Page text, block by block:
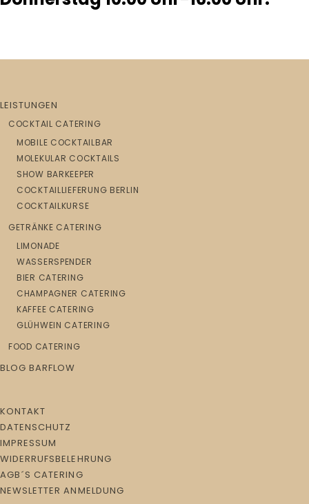
LEISTUNGEN
COCKTAIL CATERING
MOBILE COCKTAILBAR
MOLEKULAR COCKTAILS
SHOW BARKEEPER
COCKTAILLIEFERUNG BERLIN
COCKTAILKURSE
GETRÄNKE CATERING
LIMONADE
WASSERSPENDER
BIER CATERING
CHAMPAGNER CATERING
KAFFEE CATERING
GLÜHWEIN CATERING
FOOD CATERING
BLOG BARFLOW
KONTAKT
DATENSCHUTZ
IMPRESSUM
WIDERRUFSBELEHRUNG
AGB´S CATERING
NEWSLETTER ANMELDUNG